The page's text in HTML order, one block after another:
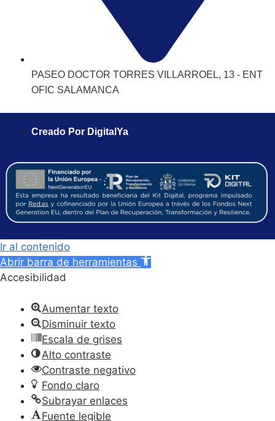
PASEO DOCTOR TORRES VILLARROEL, 13 - ENT
OFIC SALAMANCA
Creado Por DigitalYa
Ir al contenido
Abrir barra de herramientas
Accesibilidad
Aumentar texto
Disminuir texto
Escala de grises
Alto contraste
Contraste negativo
Fondo claro
Subrayar enlaces
Fuente legible